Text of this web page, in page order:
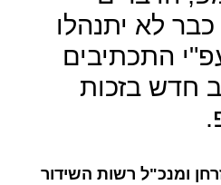
לא יתנהלו
התכתיבים
חדש בזכות
ומנכ"ל רשות השידור